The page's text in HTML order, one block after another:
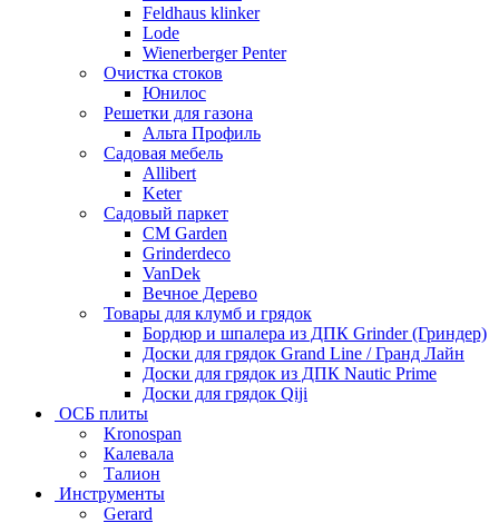
Feldhaus klinker
Lode
Wienerberger Penter
Очистка стоков
Юнилос
Решетки для газона
Альта Профиль
Садовая мебель
Allibert
Keter
Садовый паркет
CM Garden
Grinderdeco
VanDek
Вечное Дерево
Товары для клумб и грядок
Бордюр и шпалера из ДПК Grinder (Гриндер)
Доски для грядок Grand Line / Гранд Лайн
Доски для грядок из ДПК Nautic Prime
Доски для грядок Qiji
ОСБ плиты
Kronospan
Калевала
Талион
Инструменты
Gerard